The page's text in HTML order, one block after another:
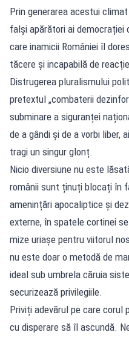
Prin generarea acestui
falși apărători ai democrației
care inamicii României îl
tăcere și incapabilă de
Distrugerea pluralismului
pretextul „combaterii
subminare a siguranței
de a gândi și de a vorbi liber,
tragi un singur glonț.
Nicio diversiune nu este
românii sunt ținuți blocați în
amenințări apocaliptice și
externe, în spatele cortinei
mize uriașe pentru viitorul
nu este doar o metodă de
ideal sub umbrela căruia
securizează privilegiile.
Priviți adevărul pe care corul
cu disperare să îl ascundă.